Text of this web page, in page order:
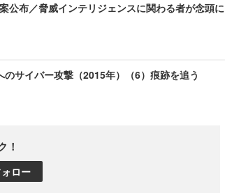
公布／脅威インテリジェンスに関わる者が念頭に
サイバー攻撃（2015年）（6）痕跡を追う
！
ロー